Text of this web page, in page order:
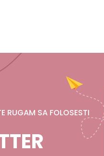
RUGAM SA FOLOSESTI